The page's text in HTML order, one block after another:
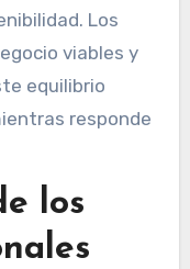
Los
viables y
equilibrio
responde
los